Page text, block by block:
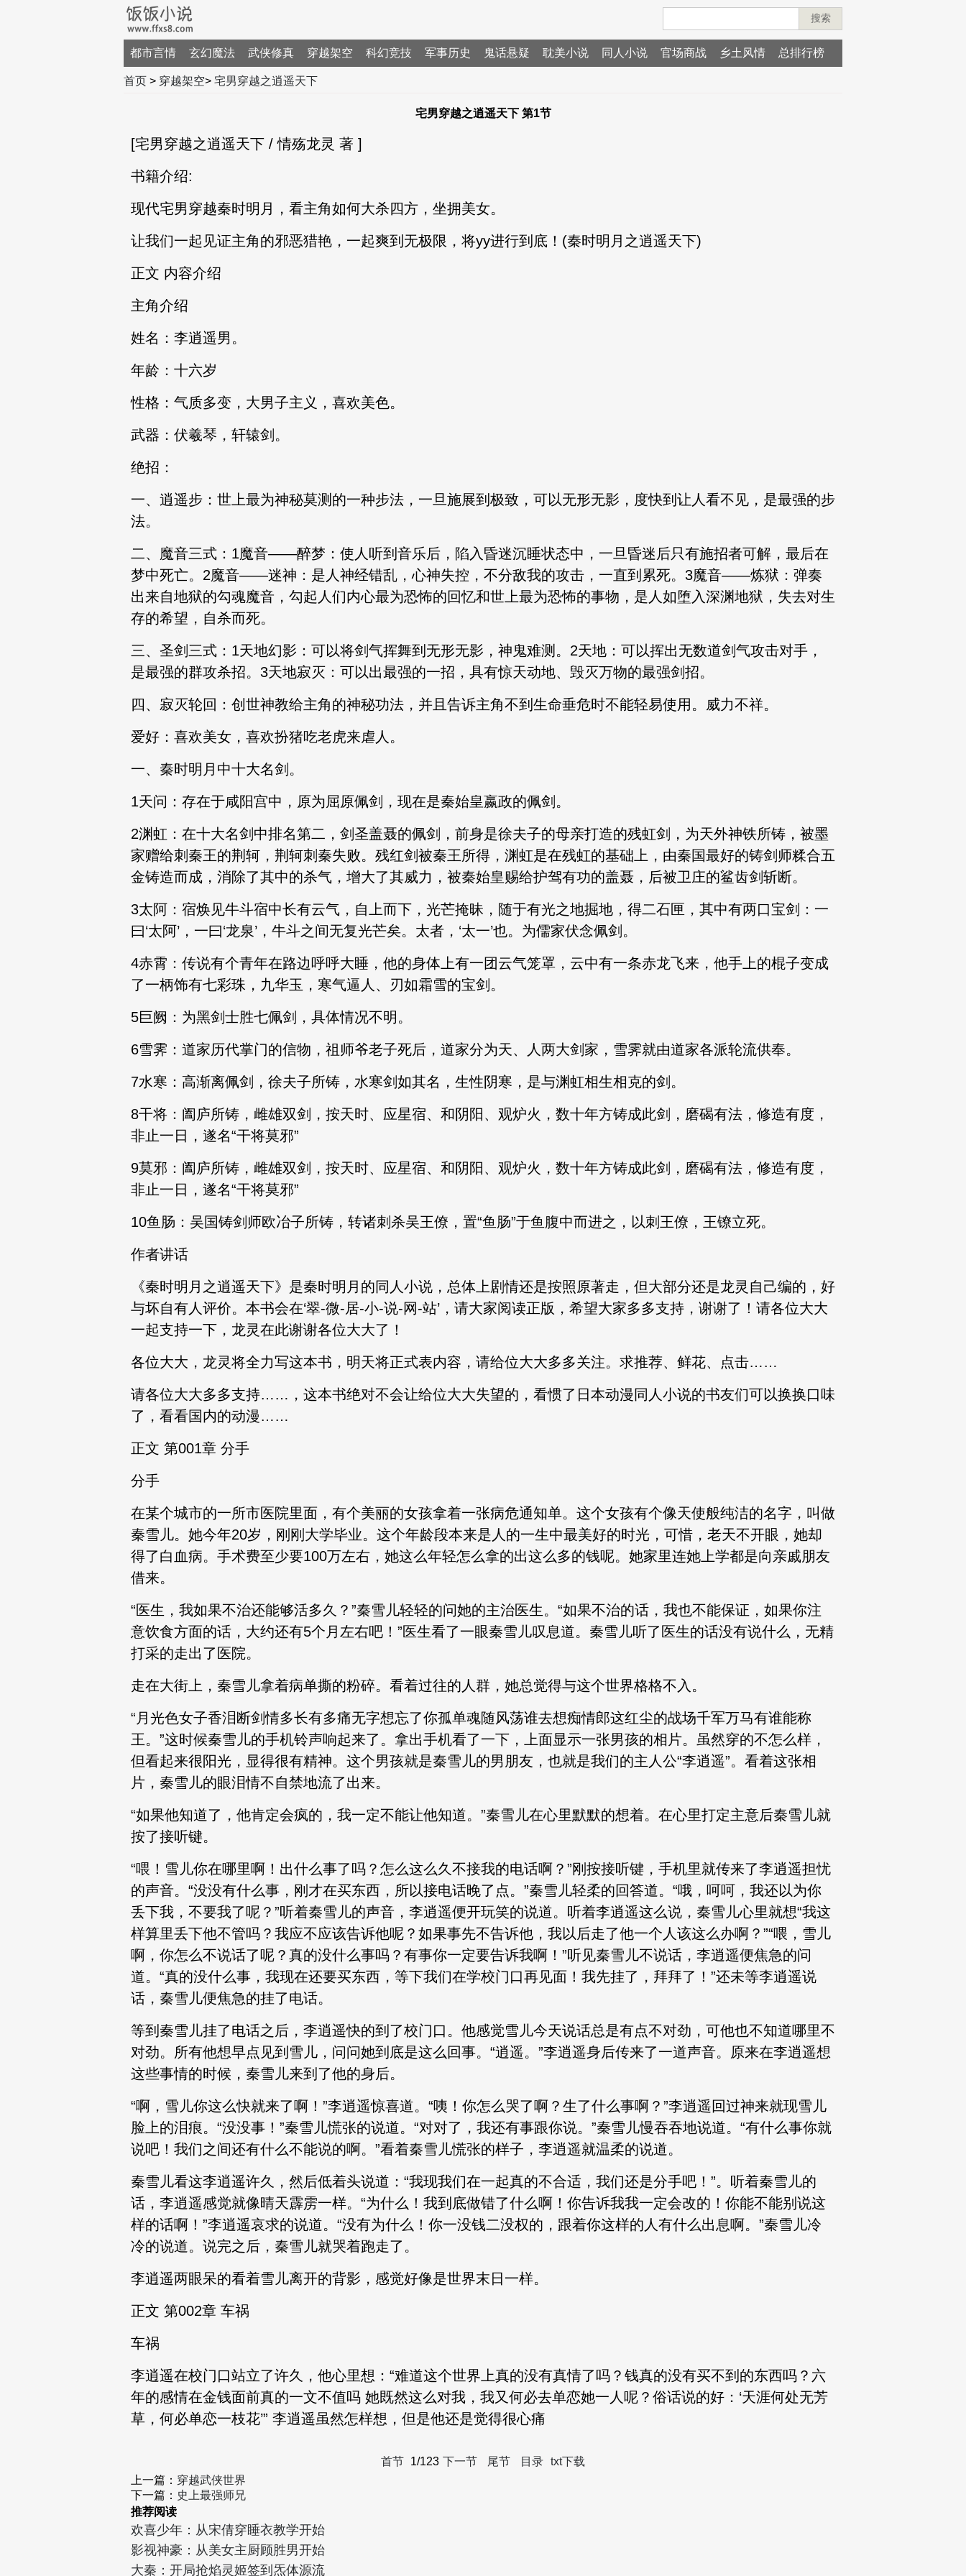
搜索
都市言情 玄幻魔法 武侠修真 穿越架空 科幻竞技 军事历史 鬼话悬疑 耽美小说 同人小说 官场商战 乡土风情 总排行榜
首页 > 穿越架空> 宅男穿越之逍遥天下
宅男穿越之逍遥天下 第1节
[宅男穿越之逍遥天下 / 情殇龙灵 著 ]
书籍介绍:
现代宅男穿越秦时明月，看主角如何大杀四方，坐拥美女。
让我们一起见证主角的邪恶猎艳，一起爽到无极限，将yy进行到底！(秦时明月之逍遥天下)
正文 内容介绍
主角介绍
姓名：李逍遥男。
年龄：十六岁
性格：气质多变，大男子主义，喜欢美色。
武器：伏羲琴，轩辕剑。
绝招：
一、逍遥步：世上最为神秘莫测的一种步法，一旦施展到极致，可以无形无影，度快到让人看不见，是最强的步
法。
二、魔音三式：1魔音——醉梦：使人听到音乐后，陷入昏迷沉睡状态中，一旦昏迷后只有施招者可解，最后在
梦中死亡。2魔音——迷神：是人神经错乱，心神失控，不分敌我的攻击，一直到累死。3魔音——炼狱：弹奏
出来自地狱的勾魂魔音，勾起人们内心最为恐怖的回忆和世上最为恐怖的事物，是人如堕入深渊地狱，失去对生
存的希望，自杀而死。
三、圣剑三式：1天地幻影：可以将剑气挥舞到无形无影，神鬼难测。2天地：可以挥出无数道剑气攻击对手，
是最强的群攻杀招。3天地寂灭：可以出最强的一招，具有惊天动地、毁灭万物的最强剑招。
四、寂灭轮回：创世神教给主角的神秘功法，并且告诉主角不到生命垂危时不能轻易使用。威力不祥。
爱好：喜欢美女，喜欢扮猪吃老虎来虐人。
一、秦时明月中十大名剑。
1天问：存在于咸阳宫中，原为屈原佩剑，现在是秦始皇嬴政的佩剑。
2渊虹：在十大名剑中排名第二，剑圣盖聂的佩剑，前身是徐夫子的母亲打造的残虹剑，为天外神铁所铸，被墨
家赠给刺秦王的荆轲，荆轲刺秦失败。残红剑被秦王所得，渊虹是在残虹的基础上，由秦国最好的铸剑师糅合五
金铸造而成，消除了其中的杀气，增大了其威力，被秦始皇赐给护驾有功的盖聂，后被卫庄的鲨齿剑斩断。
3太阿：宿焕见牛斗宿中长有云气，自上而下，光芒掩昧，随于有光之地掘地，得二石匣，其中有两口宝剑：一
曰‘太阿’，一曰‘龙泉’，牛斗之间无复光芒矣。太者，‘太一’也。为儒家伏念佩剑。
4赤霄：传说有个青年在路边呼呼大睡，他的身体上有一团云气笼罩，云中有一条赤龙飞来，他手上的棍子变成
了一柄饰有七彩珠，九华玉，寒气逼人、刃如霜雪的宝剑。
5巨阙：为黑剑士胜七佩剑，具体情况不明。
6雪霁：道家历代掌门的信物，祖师爷老子死后，道家分为天、人两大剑家，雪霁就由道家各派轮流供奉。
7水寒：高渐离佩剑，徐夫子所铸，水寒剑如其名，生性阴寒，是与渊虹相生相克的剑。
8干将：阖庐所铸，雌雄双剑，按天时、应星宿、和阴阳、观炉火，数十年方铸成此剑，磨碣有法，修造有度，
非止一日，遂名“干将莫邪”
9莫邪：阖庐所铸，雌雄双剑，按天时、应星宿、和阴阳、观炉火，数十年方铸成此剑，磨碣有法，修造有度，
非止一日，遂名“干将莫邪”
10鱼肠：吴国铸剑师欧冶子所铸，转诸刺杀吴王僚，置“鱼肠”于鱼腹中而进之，以刺王僚，王镣立死。
作者讲话
《秦时明月之逍遥天下》是秦时明月的同人小说，总体上剧情还是按照原著走，但大部分还是龙灵自己编的，好
与坏自有人评价。本书会在‘翠-微-居-小-说-网-站’，请大家阅读正版，希望大家多多支持，谢谢了！请各位大大
一起支持一下，龙灵在此谢谢各位大大了！
各位大大，龙灵将全力写这本书，明天将正式表内容，请给位大大多多关注。求推荐、鲜花、点击……
请各位大大多多支持……，这本书绝对不会让给位大大失望的，看惯了日本动漫同人小说的书友们可以换换口味
了，看看国内的动漫……
正文 第001章 分手
分手
在某个城市的一所市医院里面，有个美丽的女孩拿着一张病危通知单。这个女孩有个像天使般纯洁的名字，叫做
秦雪儿。她今年20岁，刚刚大学毕业。这个年龄段本来是人的一生中最美好的时光，可惜，老天不开眼，她却
得了白血病。手术费至少要100万左右，她这么年轻怎么拿的出这么多的钱呢。她家里连她上学都是向亲戚朋友
借来。
“医生，我如果不治还能够活多久？”秦雪儿轻轻的问她的主治医生。“如果不治的话，我也不能保证，如果你注
意饮食方面的话，大约还有5个月左右吧！”医生看了一眼秦雪儿叹息道。秦雪儿听了医生的话没有说什么，无精
打采的走出了医院。
走在大街上，秦雪儿拿着病单撕的粉碎。看着过往的人群，她总觉得与这个世界格格不入。
“月光色女子香泪断剑情多长有多痛无字想忘了你孤单魂随风荡谁去想痴情郎这红尘的战场千军万马有谁能称
王。”这时候秦雪儿的手机铃声响起来了。拿出手机看了一下，上面显示一张男孩的相片。虽然穿的不怎么样，
但看起来很阳光，显得很有精神。这个男孩就是秦雪儿的男朋友，也就是我们的主人公“李逍遥”。看着这张相
片，秦雪儿的眼泪情不自禁地流了出来。
“如果他知道了，他肯定会疯的，我一定不能让他知道。”秦雪儿在心里默默的想着。在心里打定主意后秦雪儿就
按了接听键。
“喂！雪儿你在哪里啊！出什么事了吗？怎么这么久不接我的电话啊？”刚按接听键，手机里就传来了李逍遥担忧
的声音。“没没有什么事，刚才在买东西，所以接电话晚了点。”秦雪儿轻柔的回答道。“哦，呵呵，我还以为你
丢下我，不要我了呢？”听着秦雪儿的声音，李逍遥便开玩笑的说道。听着李逍遥这么说，秦雪儿心里就想“我这
样算里丢下他不管吗？我应不应该告诉他呢？如果事先不告诉他，我以后走了他一个人该这么办啊？”“喂，雪儿
啊，你怎么不说话了呢？真的没什么事吗？有事你一定要告诉我啊！”听见秦雪儿不说话，李逍遥便焦急的问
道。“真的没什么事，我现在还要买东西，等下我们在学校门口再见面！我先挂了，拜拜了！”还未等李逍遥说
话，秦雪儿便焦急的挂了电话。
等到秦雪儿挂了电话之后，李逍遥快的到了校门口。他感觉雪儿今天说话总是有点不对劲，可他也不知道哪里不
对劲。所有他想早点见到雪儿，问问她到底是这么回事。“逍遥。”李逍遥身后传来了一道声音。原来在李逍遥想
这些事情的时候，秦雪儿来到了他的身后。
“啊，雪儿你这么快就来了啊！”李逍遥惊喜道。“咦！你怎么哭了啊？生了什么事啊？”李逍遥回过神来就现雪儿
脸上的泪痕。“没没事！”秦雪儿慌张的说道。“对对了，我还有事跟你说。”秦雪儿慢吞吞地说道。“有什么事你就
说吧！我们之间还有什么不能说的啊。”看着秦雪儿慌张的样子，李逍遥就温柔的说道。
秦雪儿看这李逍遥许久，然后低着头说道：“我现我们在一起真的不合适，我们还是分手吧！”。听着秦雪儿的
话，李逍遥感觉就像晴天霹雳一样。“为什么！我到底做错了什么啊！你告诉我我一定会改的！你能不能别说这
样的话啊！”李逍遥哀求的说道。“没有为什么！你一没钱二没权的，跟着你这样的人有什么出息啊。”秦雪儿冷
冷的说道。说完之后，秦雪儿就哭着跑走了。
李逍遥两眼呆的看着雪儿离开的背影，感觉好像是世界末日一样。
正文 第002章 车祸
车祸
李逍遥在校门口站立了许久，他心里想：“难道这个世界上真的没有真情了吗？钱真的没有买不到的东西吗？六
年的感情在金钱面前真的一文不值吗 她既然这么对我，我又何必去单恋她一人呢？俗话说的好：‘天涯何处无芳
草，何必单恋一枝花’” 李逍遥虽然怎样想，但是他还是觉得很心痛
首节 1/123 下一节 尾节 目录 txt下载
上一篇： 穿越武侠世界
下一篇： 史上最强师兄
推荐阅读
欢喜少年：从宋倩穿睡衣教学开始
影视神豪：从美女主厨顾胜男开始
大秦：开局抢焰灵姬签到炁体源流